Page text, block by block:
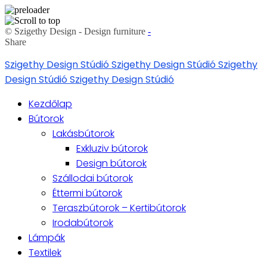
© Szigethy Design - Design furniture -
Share
Skip
to
content
Szigethy Design StúdióSzigethy Design StúdióSzigethy
Design StúdióSzigethy Design Stúdió
Kezdőlap
Bútorok
Lakásbútorok
Exkluziv bútorok
Design bútorok
Szállodai bútorok
Éttermi bútorok
Teraszbútorok – Kertibútorok
Irodabútorok
Lámpák
Textilek